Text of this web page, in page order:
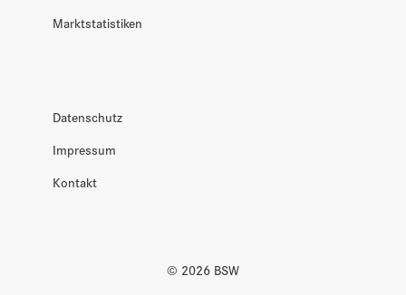
Marktstatistiken
Datenschutz
Impressum
Kontakt
© 2026 BSW